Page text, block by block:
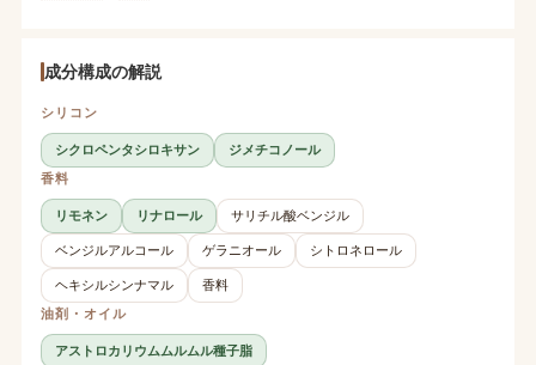
成分構成の解説
シリコン
シクロペンタシロキサン
ジメチコノール
香料
リモネン リナロール サリチル酸ベンジル
ベンジルアルコール ゲラニオール シトロネロール
ヘキシルシンナマル
香料
油剤・オイル
アストロカリウムムルムル種子脂